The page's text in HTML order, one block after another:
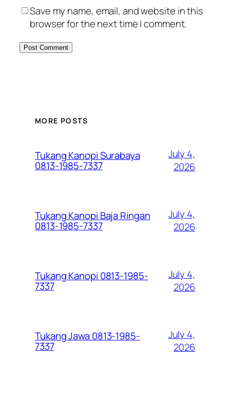
Save my name, email, and website in this
browser for the next time I comment.
MORE POSTS
Tukang Kanopi Surabaya
0813-1985-7337
July 4,
2026
Tukang Kanopi Baja Ringan
0813-1985-7337
July 4,
2026
Tukang Kanopi 0813-1985-
7337
July 4,
2026
Tukang Jawa 0813-1985-
7337
July 4,
2026